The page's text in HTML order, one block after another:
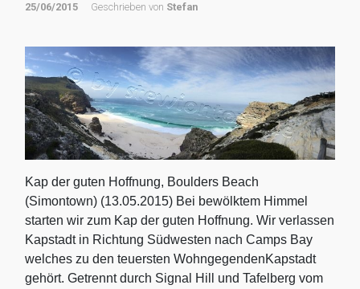
25/06/2015 Geschrieben von Stefan
Kap der guten Hoffnung, Boulders Beach
(Simontown) (13.05.2015) Bei bewölktem Himmel
starten wir zum Kap der guten Hoffnung. Wir verlassen
Kapstadt in Richtung Südwesten nach Camps Bay
welches zu den teuersten WohngegendenKapstadt
gehört. Getrennt durch Signal Hill und Tafelberg vom